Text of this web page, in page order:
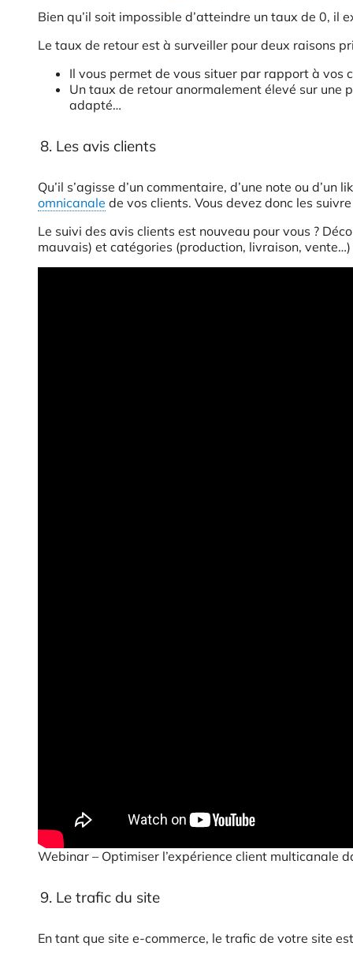
Bien qu’il soit impossible d’atteindre un taux de 0,
Le taux de retour est à surveiller pour deux raisons
Il vous permet de vous situer par rapport à vos
Un taux de retour anormalement élevé sur une
adapté…
8. Les avis clients
Qu’il s’agisse d’un commentaire, d’une note ou
omnicanale de vos clients. Vous devez donc les
Le suivi des avis clients est nouveau pour vous ?
mauvais) et catégories (production, livraison,
Webinar – Optimiser l’expérience client multicanale
9. Le trafic du site
En tant que site e-commerce, le trafic de votre site